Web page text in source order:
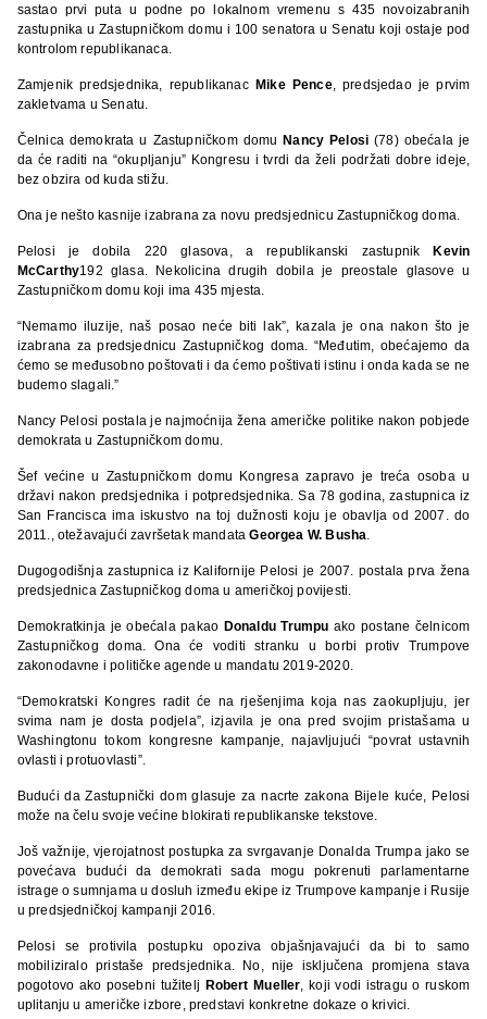
sastao prvi puta u podne po lokalnom vremenu s 435 novoizabranih
zastupnika u Zastupničkom domu i 100 senatora u Senatu koji ostaje pod
kontrolom republikanaca.
Zamjenik predsjednika, republikanac Mike Pence, predsjedao je prvim
zakletvama u Senatu.
Čelnica demokrata u Zastupničkom domuNancy Pelosi(78) obećala je
da će raditi na “okupljanju” Kongresu i tvrdi da želi podržati dobre ideje,
bez obzira od kuda stižu.
Ona je nešto kasnije izabrana za novu predsjednicu Zastupničkog doma.
Pelosi je dobila 220 glasova, a republikanski zastupnikKevin
McCarthy192 glasa. Nekolicina drugih dobila je preostale glasove u
Zastupničkom domu koji ima 435 mjesta.
“Nemamo iluzije, naš posao neće biti lak”, kazala je ona nakon što je
izabrana za predsjednicu Zastupničkog doma. “Međutim, obećajemo da
ćemo se međusobno poštovati i da ćemo poštivati istinu i onda kada se ne
budemo slagali.”
Nancy Pelosi postala je najmoćnija žena američke politike nakon pobjede
demokrata u Zastupničkom domu.
Šef većine u Zastupničkom domu Kongresa zapravo je treća osoba u
državi nakon predsjednika i potpredsjednika. Sa 78 godina, zastupnica iz
San Francisca ima iskustvo na toj dužnosti koju je obavlja od 2007. do
2011., otežavajući završetak mandataGeorgea W. Busha
Dugogodišnja zastupnica iz Kalifornije Pelosi je 2007. postala prva žena
predsjednica Zastupničkog doma u američkoj povijesti.
Demokratkinja je obećala pakao Donaldu Trumpu ako postane čelnicom
Zastupničkog doma. Ona će voditi stranku u borbi protiv Trumpove
zakonodavne i političke agende u mandatu 2019-2020.
“Demokratski Kongres radit će na rješenjima koja nas zaokupljuju, jer
svima nam je dosta podjela”, izjavila je ona pred svojim pristašama u
Washingtonu tokom kongresne kampanje, najavljujući “povrat ustavnih
ovlasti i protuovlasti”.
Budući da Zastupnički dom glasuje za nacrte zakona Bijele kuće, Pelosi
može na čelu svoje većine blokirati republikanske tekstove.
Još važnije, vjerojatnost postupka za svrgavanje Donalda Trumpa jako se
povećava budući da demokrati sada mogu pokrenuti parlamentarne
istrage o sumnjama u dosluh između ekipe iz Trumpove kampanje i Rusije
u predsjedničkoj kampanji 2016.
Pelosi se protivila postupku opoziva objašnjavajući da bi to samo
mobiliziralo pristaše predsjednika. No, nije isključena promjena stava
pogotovo ako posebni tužitelj Robert Mueller , koji vodi istragu o ruskom
uplitanju u američke izbore, predstavi konkretne dokaze o krivici.